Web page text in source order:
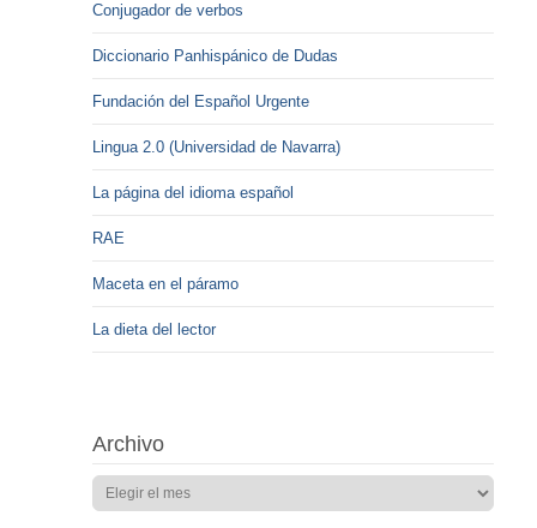
Conjugador de verbos
Diccionario Panhispánico de Dudas
Fundación del Español Urgente
Lingua 2.0 (Universidad de Navarra)
La página del idioma español
RAE
Maceta en el páramo
La dieta del lector
Archivo